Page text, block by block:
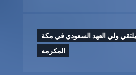
ولي العهد السعودي في مكة
المكرمة